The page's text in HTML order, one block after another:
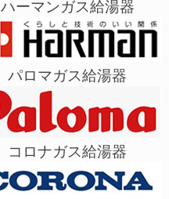
ハーマンガス給湯器
パロマガス給湯器
コロナガス給湯器